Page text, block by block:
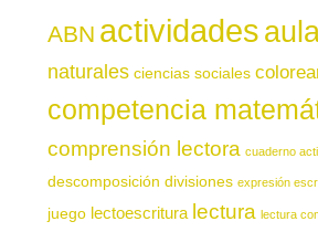
ABN actividades
naturales ciencias sociales
competencia
comprensión lectora cuaderno
descomposición divisiones expresión
juego lectoescritura lectura lectura